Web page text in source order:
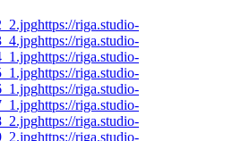
https://riga.studio-
https://riga.studio-
https://riga.studio-
https://riga.studio-
https://riga.studio-
https://riga.studio-
https://riga.studio-
https://riga.studio-